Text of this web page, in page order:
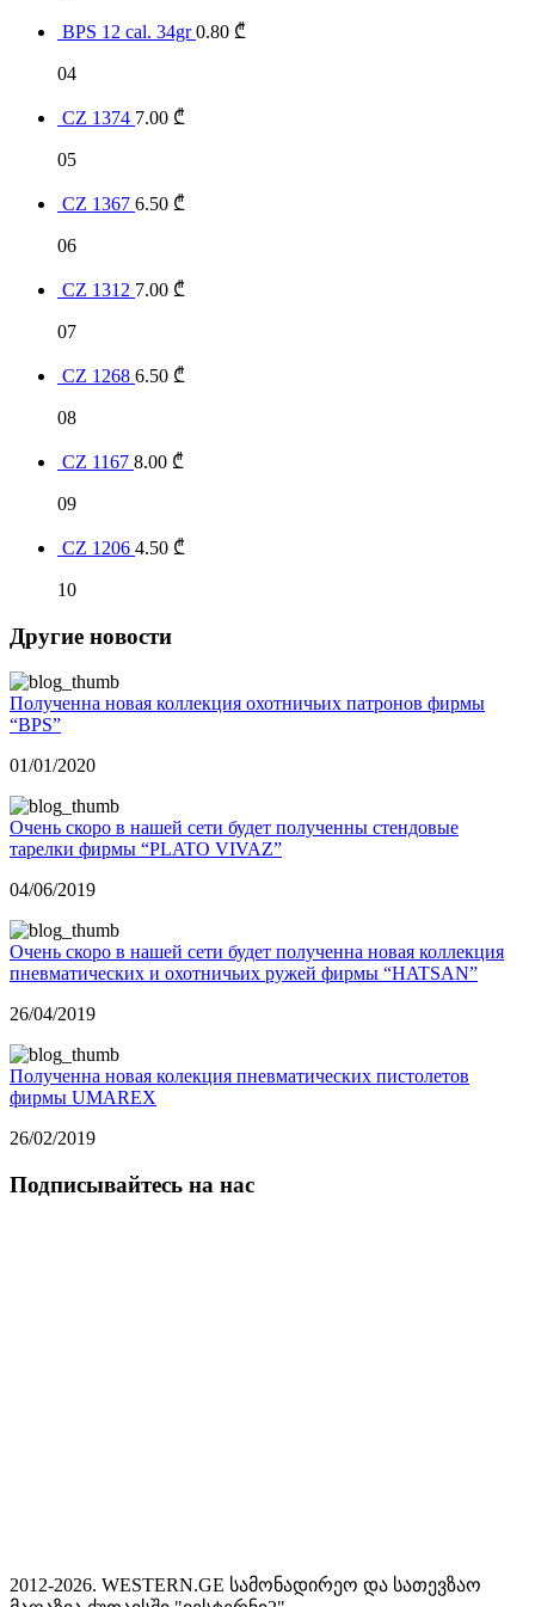
BPS 12 cal. 34gr0.80 ₾
04
CZ 1374 7.00 ₾
05
CZ 1367 6.50 ₾
06
CZ 1312 7.00 ₾
07
CZ 1268 6.50 ₾
08
CZ 1167 8.00 ₾
09
CZ 1206 4.50 ₾
10
Другие новости
Полученна новая коллекция охотничьих патронов фирмы
“BPS”
01/01/2020
Очень скоро в нашей сети будет полученны стендовые
тарелки фирмы “PLATO VIVAZ”
04/06/2019
Очень скоро в нашей сети будет полученна новая коллекция
пневматических и охотничьих ружей фирмы “HATSAN”
26/04/2019
Полученна новая колекция пневматических пистолетов
фирмы UMAREX
26/02/2019
Подписывайтесь на нас
2012-2026. WESTERN.GE სამონადირეო და სათევზაო